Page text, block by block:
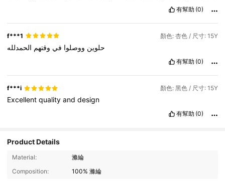
有幫助 (0)
f***1 顏色: 杏色 / 尺寸: 15Y
حلوين ووصلوا في وقتهم الحمدلله
有幫助 (0)
f***i 顏色: 黑色 / 尺寸: 15Y
Excellentqualityanddesign
有幫助 (0)
Product Details
Material:
滌綸
Composition:
100% 滌綸
179K 追蹤者